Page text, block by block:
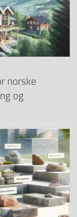
norske
og